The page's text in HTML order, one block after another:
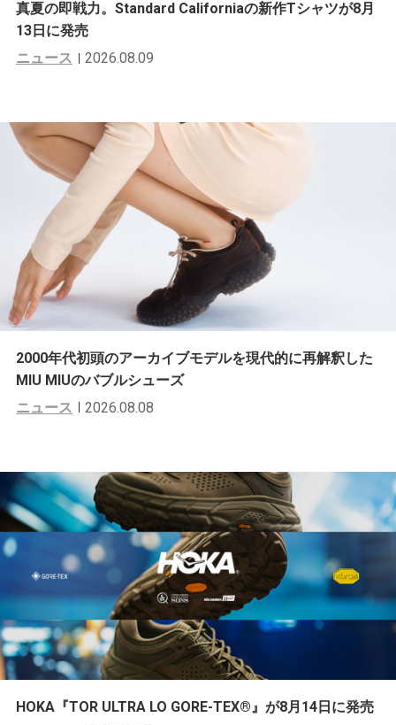
真夏の即戦力。Standard Californiaの新作Tシャツが8月
13日に発売
ニュース
2026.08.09
2000年代初頭のアーカイブモデルを現代的に再解釈した
MIU MIUのバブルシューズ
ニュース
2026.08.08
HOKA『TOR ULTRA LO GORE-TEX®︎』が8月14日に発売